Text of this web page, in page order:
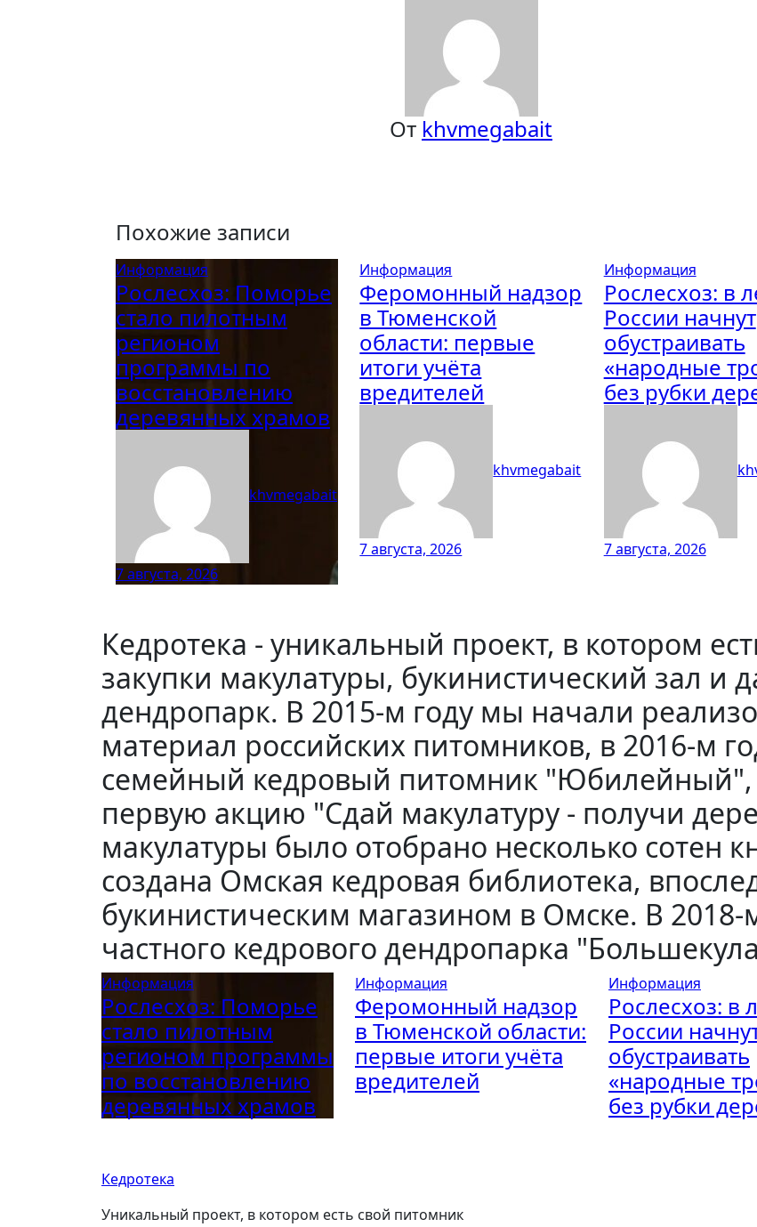
От khvmegabait
Похожие записи
Информация
Рослесхоз: Поморье
стало пилотным
регионом
программы по
восстановлению
деревянных храмов
khvmegabait
7 августа, 2026
Информация
Феромонный надзор
в Тюменской
области: первые
итоги учёта
вредителей
khvmegabait
7 августа, 2026
Информация
Рослесхоз: в
России начнут
обустраивать
«народные
без рубки
7 августа, 2026
Кедротека - уникальный проект, в котором
закупки макулатуры, букинистический зал и
дендропарк. В 2015-м году мы начали
материал российских питомников, в 2016-м
семейный кедровый питомник "Юбилейный",
первую акцию "Сдай макулатуру - получи
макулатуры было отобрано несколько сотен
создана Омская кедровая библиотека,
букинистическим магазином в Омске. В 2018-
частного кедрового дендропарка
Информация
Рослесхоз: Поморье
стало пилотным
регионом программы
по восстановлению
деревянных храмов
Информация
Феромонный надзор
в Тюменской области:
первые итоги учёта
вредителей
Информация
Рослесхоз: в
России
обустраивать
«народные
без рубки
Кедротека
Уникальный проект, в котором есть свой питомник